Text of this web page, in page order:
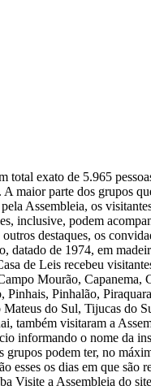
exato de 5.965
maior parte dos grupos
Assembleia, os
inclusive, podem
destaques, os
de 1974, em
de Leis recebeu
Mourão, Capanema,
Pinhalão,
do Sul, Tijucas do
também visitaram a
informando o nome da
podem ter, no
os dias em que são
Visite a Assembleia do